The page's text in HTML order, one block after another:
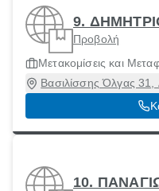
9.
Προβολή
Μετακομίσεις και
Βασιλίσσης Όλγας
10.